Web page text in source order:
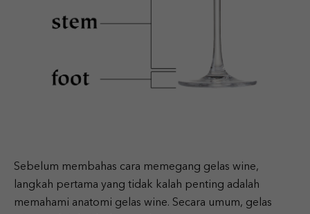
Sebelum membahas cara memegang gelas wine,
langkah pertama yang tidak kalah penting adalah
memahami anatomi gelas wine. Secara umum, gelas